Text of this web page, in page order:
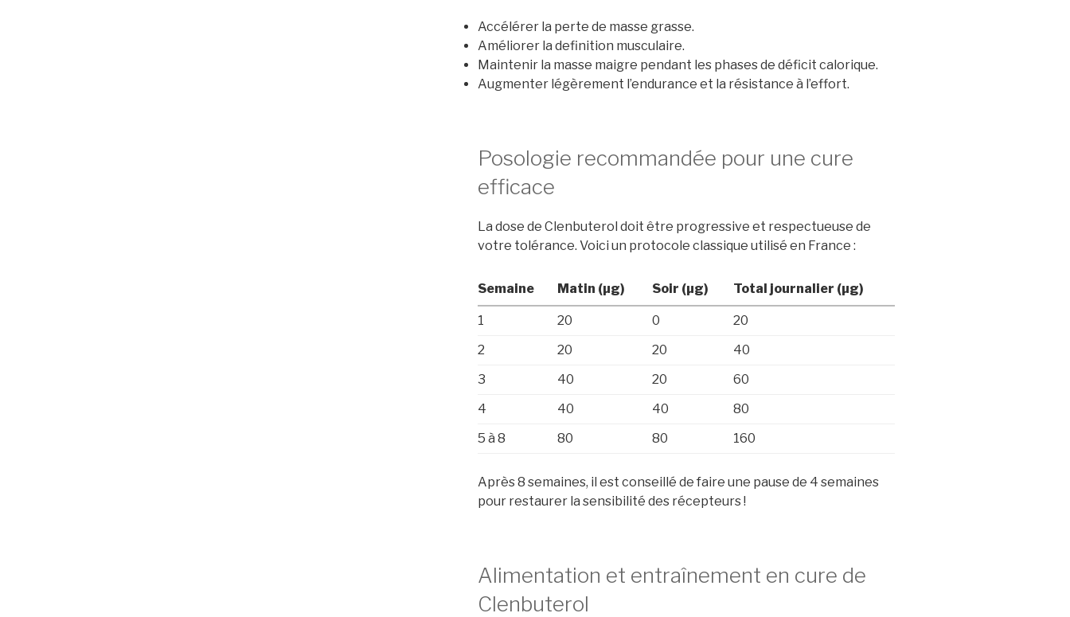
Accélérer la perte de masse grasse.
Améliorer la definition musculaire.
Maintenir la masse maigre pendant les phases de déficit calorique.
Augmenter légèrement l’endurance et la résistance à l’effort.
Posologie recommandée pour une cure
efficace
La dose de Clenbuterol doit être progressive et respectueuse de
votre tolérance. Voici un protocole classique utilisé en France :
Semaine Matin (µg) Soir (µg) Total journalier (µg)
1 20 0
20
2
20 20
40
3
40 20
60
4
40 40
80
5 à 8
80 80 160
Après 8 semaines, il est conseillé de faire une pause de 4 semaines
pour restaurer la sensibilité des récepteurs !
Alimentation et entraînement en cure de
Clenbuterol